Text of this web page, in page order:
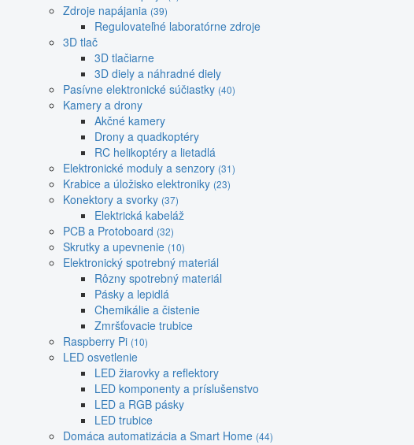
Zdroje napájania (39)
Regulovateľné laboratórne zdroje
3D tlač
3D tlačiarne
3D diely a náhradné diely
Pasívne elektronické súčiastky (40)
Kamery a drony
Akčné kamery
Drony a quadkoptéry
RC helikoptéry a lietadlá
Elektronické moduly a senzory (31)
Krabice a úložisko elektroniky (23)
Konektory a svorky (37)
Elektrická kabeláž
PCB a Protoboard (32)
Skrutky a upevnenie (10)
Elektronický spotrebný materiál
Rôzny spotrebný materiál
Pásky a lepidlá
Chemikálie a čistenie
Zmršťovacie trubice
Raspberry Pi (10)
LED osvetlenie
LED žiarovky a reflektory
LED komponenty a príslušenstvo
LED a RGB pásky
LED trubice
Domáca automatizácia a Smart Home (44)